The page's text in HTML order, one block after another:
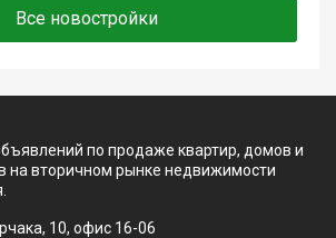
Все новостройки
по продаже квартир, домов и
на вторичном рынке недвижимости
10, офис 16-06